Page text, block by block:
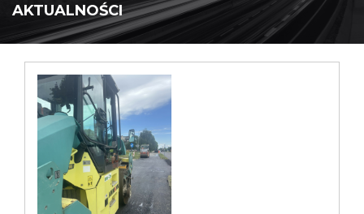
AKTUALNOŚCI